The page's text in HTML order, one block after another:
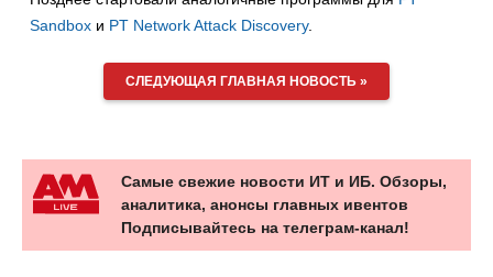
Sandbox и PT Network Attack Discovery.
СЛЕДУЮЩАЯ ГЛАВНАЯ НОВОСТЬ »
Самые свежие новости ИТ и ИБ. Обзоры,
аналитика, анонсы главных ивентов
Подписывайтесь на телеграм-канал!